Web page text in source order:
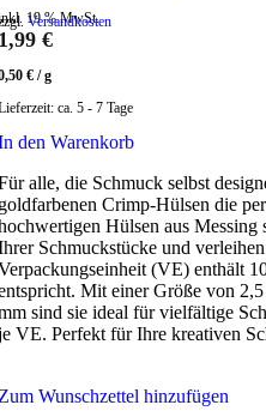
19 % MwSt.
Versandkosten
€
€ /g
ca. 5 - 7 Tage
den Warenkorb
alle, die Schmuck selbst
Crimp-Hülsen die
Hülsen aus
Schmuckstücke und
(VE) enthält
Mit einer Größe von
sind sie ideal für vielfältige
VE. Perfekt für Ihre kreativen
Wunschzettel hinzufügen